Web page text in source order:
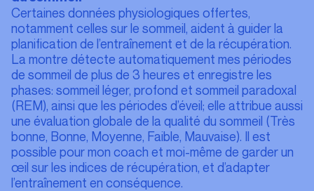
Certaines données physiologiques offertes,
notamment celles sur le sommeil, aident à guider la
planification de l’entraînement et de la récupération.
La montre détecte automatiquement mes périodes
de sommeil de plus de 3 heures et enregistre les
phases: sommeil léger, profond et sommeil paradoxal
(REM), ainsi que les périodes d’éveil; elle attribue aussi
une évaluation globale de la qualité du sommeil (Très
bonne, Bonne, Moyenne, Faible, Mauvaise). Il est
possible pour mon coach et moi-même de garder un
œil sur les indices de récupération, et d’adapter
l’entraînement en conséquence.